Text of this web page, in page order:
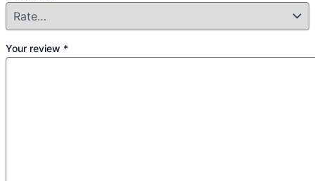
Your review *